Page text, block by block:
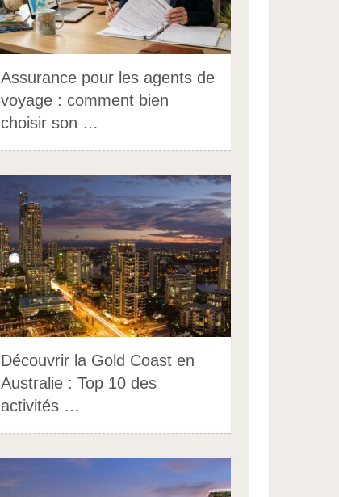
Assurance pour les agents de
voyage : comment bien
choisir son …
Découvrir la Gold Coast en
Australie : Top 10 des
activités …